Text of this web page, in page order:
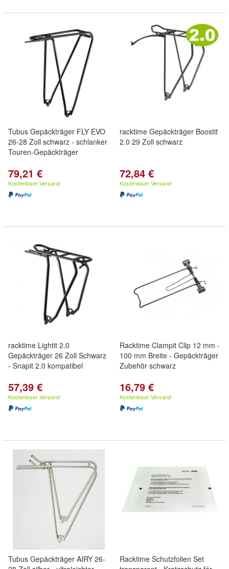
Tubus Gepäckträger FLY EVO
26-28 Zoll schwarz - schlanker
Touren-Gepäckträger
79,21 €
Kostenloser Versand
racktime Gepäckträger Boostit
2.0 29 Zoll schwarz
72,84 €
Kostenloser Versand
racktime Lightit 2.0
Gepäckträger 26 Zoll Schwarz
- Snapit 2.0 kompatibel
57,39 €
Kostenloser Versand
Racktime Clampit Clip 12 mm -
100 mm Breite - Gepäckträger
Zubehör schwarz
16,79 €
Kostenloser Versand
Tubus Gepäckträger AIRY 26-
Racktime Schutzfolien Set